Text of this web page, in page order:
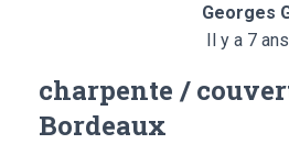
Georges
Il y a 7 ans
charpente /
Bordeaux